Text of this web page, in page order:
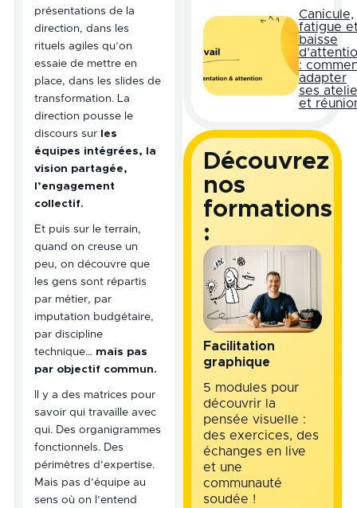
présentations de la
direction, dans les
rituels agiles qu’on
essaie de mettre en
place, dans les slides de
transformation. La
direction pousse le
discours sur les
équipes intégrées, la
vision partagée,
l’engagement
collectif.
Et puis sur le terrain,
quand on creuse un
peu, on découvre que
les gens sont répartis
par métier, par
imputation budgétaire,
par discipline
technique… mais pas
par objectif commun.
Il y a des matrices pour
savoir qui travaille avec
qui. Des organigrammes
fonctionnels. Des
périmètres d’expertise.
Mais pas d’équipe au
sens où on l’entend
Canicule,
fatigue
baisse
:
adapter
ses
et
Découvrez
nos
formations
:
Facilitation
graphique
5 modules pour
découvrir la
pensée visuelle :
des exercices, des
échanges en live
et une
communauté
soudée !